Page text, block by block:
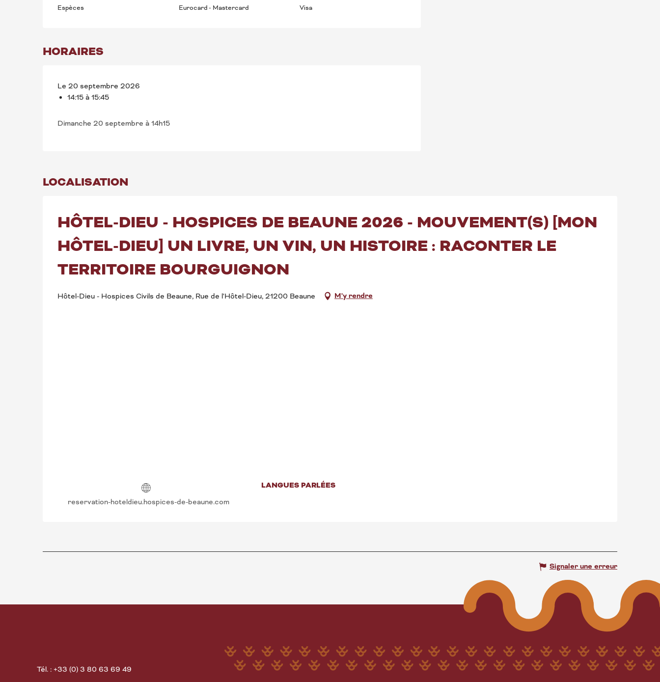
Espèces Eurocard - Mastercard Visa
HORAIRES
Le 20 septembre 2026
14:15 à 15:45
Dimanche 20 septembre à 14h15
LOCALISATION
HÔTEL-DIEU - HOSPICES DE BEAUNE 2026 - MOUVEMENT(S) [MON
HÔTEL-DIEU] UN LIVRE, UN VIN, UN HISTOIRE : RACONTER LE
TERRITOIRE BOURGUIGNON
Hôtel-Dieu - Hospices Civils de Beaune, Rue de l'Hôtel-Dieu, 21200 Beaune M'y rendre
reservation-hoteldieu.hospices-de-beaune.com
LANGUES PARLÉES
LANGUES PARLÉES
Signaler une erreur
Tél. : +33 (0) 3 80 63 69 49